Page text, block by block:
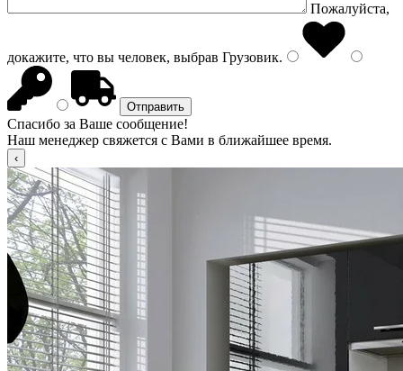
Пожалуйста,
докажите, что вы человек, выбрав Грузовик.
Спасибо за Ваше сообщение!
Наш менеджер свяжется с Вами в ближайшее время.